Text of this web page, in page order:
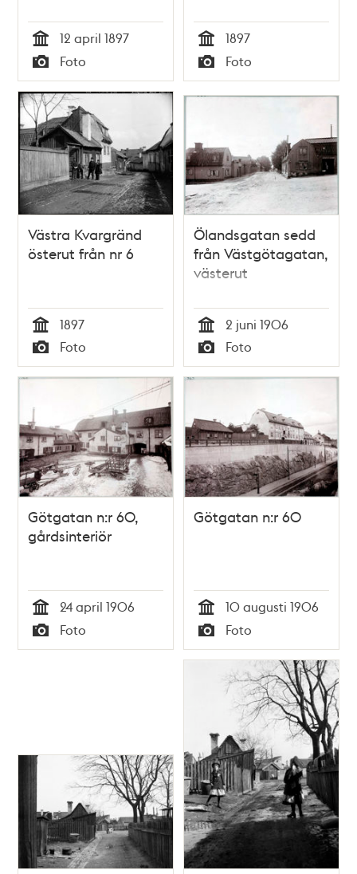
Tid
12 april 1897
Typ
Foto Tid
1897
Typ
Foto
Västra Kvargränd
österut från nr 6
Tid
1897
Typ
Foto
Ölandsgatan sedd
från Västgötagatan,
västerut
Tid
2 juni 1906
Typ
Foto
Götgatan n:r 60,
gårdsinteriör
Tid
24 april 1906
Typ
Foto
Götgatan n:r 60
Tid
10 augusti 1906
Typ
Foto